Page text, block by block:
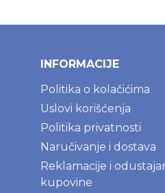
INFORMACIJE
Politika o kolačićima
Uslovi korišćenja
Politika privatnosti
Naručivanje i dostava
Reklamacije i
kupovine